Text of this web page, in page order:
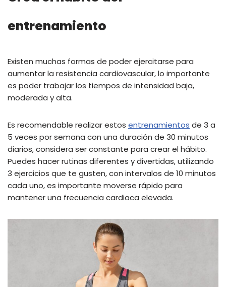
entrenamiento
Existen muchas formas de poder ejercitarse para
aumentar la resistencia cardiovascular, lo importante
es poder trabajar los tiempos de intensidad baja,
moderada y alta.
Es recomendable realizar estos entrenamientos de 3 a
5 veces por semana con una duración de 30 minutos
diarios, considera ser constante para crear el hábito.
Puedes hacer rutinas diferentes y divertidas, utilizando
3 ejercicios que te gusten, con intervalos de 10 minutos
cada uno, es importante moverse rápido para
mantener una frecuencia cardiaca elevada.